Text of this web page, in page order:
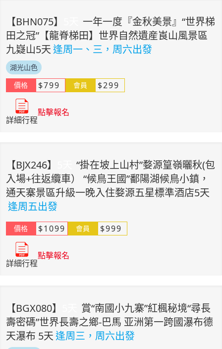
【BHN075】
一年一度『金秋美景』“世界梯
田之冠”【龍脊梯田】世界自然遺産崀山風景區
九嶷山5天逢周一、三，周六出發
湖光山色
價格
$799 會員 $299
詳細行程
點擊報名
【BJX246】
“掛在坡上山村”婺源篁嶺曬秋(包
入場+往返纜車） “候鳥王國”鄱陽湖候鳥小鎮，
通天寨景區升級一晚入住婺源五星標準酒店5天
逢周五出發
價格 $1099 會員 $999
詳細行程
點擊報名
【BGX080】
賞“南國小九寨”紅楓秘境“尋長
壽密碼”世界長壽之鄉-巴馬 亚洲第一跨國瀑布德
天瀑布 5天逢周三，周六出發